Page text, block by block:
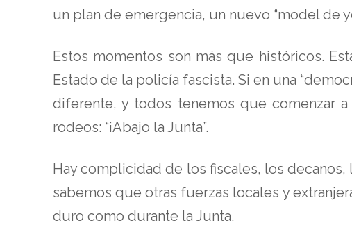
un plan de emergencia, un nuevo “model de
Estos momentos son más que históricos.
Estado de la policía fascista. Si en una
diferente, y todos tenemos que comenzar
rodeos: “¡Abajo la Junta”.
Hay complicidad de los fiscales, los
sabemos que otras fuerzas locales y
duro como durante la Junta.